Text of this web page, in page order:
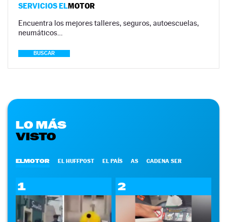
SERVICIOS ELMOTOR
Encuentra los mejores talleres, seguros, autoescuelas,
neumáticos…
BUSCAR
LO MÁS
VISTO
ELMOTOR EL HUFFPOST EL PAÍS AS CADENA SER
1 2